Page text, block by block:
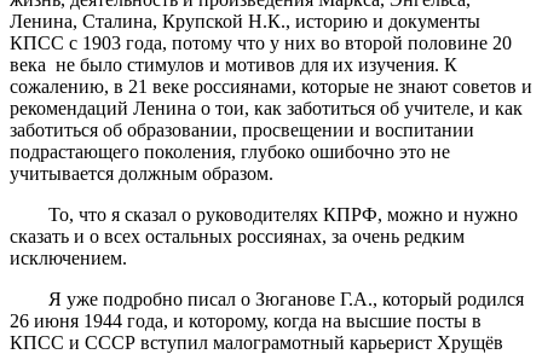
Ленина, Сталина, Крупской Н.К., историю и документы
КПСС с 1903 года, потому что у них во второй половине 20
века не было стимулов и мотивов для их изучения. К
сожалению, в 21 веке россиянами, которые не знают советов и
рекомендаций Ленина о тои, как заботиться об учителе, и как
заботиться об образовании, просвещении и воспитании
подрастающего поколения, глубоко ошибочно это не
учитывается должным образом.
То, что я сказал о руководителях КПРФ, можно и нужно
сказать и о всех остальных россиянах, за очень редким
исключением.
Я уже подробно писал о Зюганове Г.А., который родился
26 июня 1944 года, и которому, когда на высшие посты в
КПСС и СССР вступил малограмотный карьерист Хрущёв